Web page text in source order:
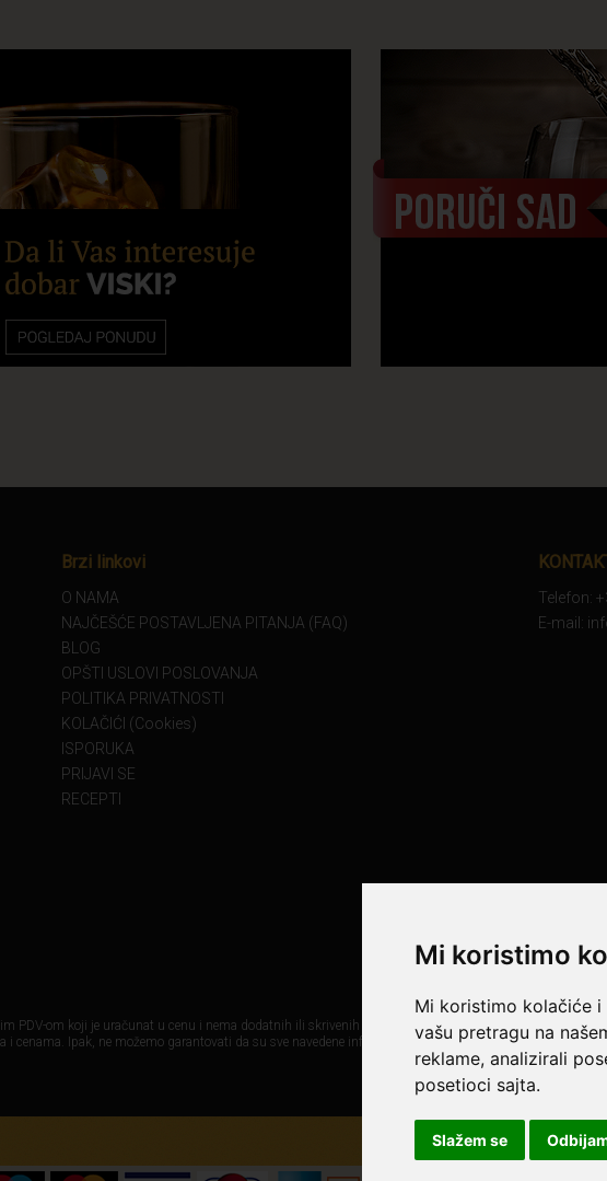
Mi koristimo
Mi koristimo kolačiće
vašu pretragu na
reklame, analizirali
posetioci sajta.
Slažem se
Brzi linkovi
O NAMA
NAJČEŠĆE POSTAVLJENA PITANJA (FAQ)
BLOG
OPŠTI USLOVI POSLOVANJA
POLITIKA PRIVATNOSTI
KOLAČIĆI (Cookies)
ISPORUKA
PRIJAVI SE
RECEPTI
Telefon:
E-mail:
PDV-om koji je uračunat u cenu i nema dodatnih ili skrivenih troškova. Mi maksimalno koristimo sve
cenama. Ipak, ne možemo garantovati da su sve navedene informacije i fotografije proizvoda na ovom